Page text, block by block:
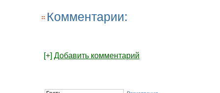
Комментарии:
[+] Добавить комментарий